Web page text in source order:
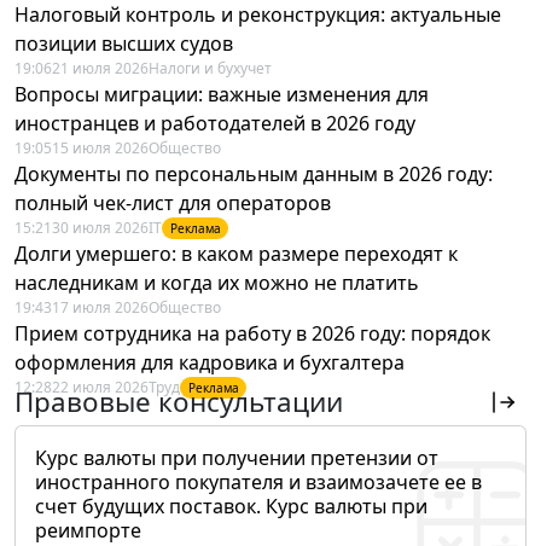
Налоговый контроль и реконструкция: актуальные
позиции высших судов
19:0621 июля 2026Налоги и бухучет
Вопросы миграции: важные изменения для
иностранцев и работодателей в 2026 году
19:0515 июля 2026Общество
Документы по персональным данным в 2026 году:
полный чек-лист для операторов
15:21 30 июля 2026IT Реклама
Долги умершего: в каком размере переходят к
наследникам и когда их можно не платить
19:4317 июля 2026Общество
Прием сотрудника на работу в 2026 году: порядок
оформления для кадровика и бухгалтера
12:2822 июля 2026Труд Реклама
Правовые консультации
Курс валюты при получении претензии от
иностранного покупателя и взаимозачете ее в
счет будущих поставок. Курс валюты при
реимпорте